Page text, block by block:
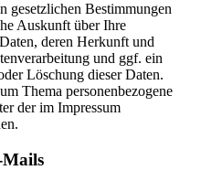
gesetzlichen Bestimmungen
Auskunft über Ihre
deren Herkunft und
und ggf. ein
Löschung dieser Daten.
Thema personenbezogene
der im Impressum
Mails